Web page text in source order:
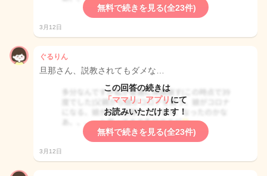
無料で続きを見る(全23件)
3月12日
ぐるりん
旦那さん、説教されてもダメな…
この回答の続きは
「ママリ」アプリ にて
お読みいただけます！
無料で続きを見る(全23件)
3月12日